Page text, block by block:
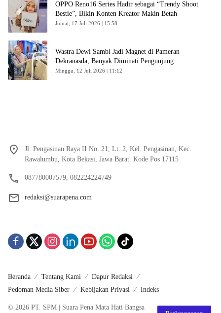
OPPO Reno16 Series Hadir sebagai “Trendy Shoot
Bestie”, Bikin Konten Kreator Makin Betah
Jumat, 17 Juli 2026 | 15:58
Wastra Dewi Sambi Jadi Magnet di Pameran
Dekranasda, Banyak Diminati Pengunjung
Minggu, 12 Juli 2026 | 11:12
Jl. Pengasinan Raya II No. 21, Lt. 2, Kel. Pengasinan, Kec.
Rawalumbu, Kota Bekasi, Jawa Barat. Kode Pos 17115
087780007579, 082224224749
redaksi@suarapena.com
Beranda Tentang Kami
Dapur Redaksi
Pedoman Media Siber
Kebijakan Privasi Indeks
© 2026 PT. SPM | Suara Pena Mata Hati Bangsa